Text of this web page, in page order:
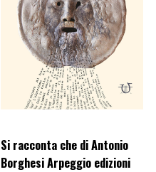
Si racconta che di Antonio
Borghesi Arpeggio edizioni